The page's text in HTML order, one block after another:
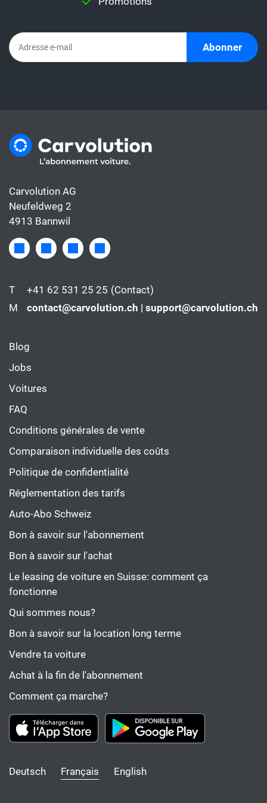
abonnement automobile. En effet,
l'abonnement comprend déjà tous les coûts
de la voiture, alors que le taux de leasing ne
Abonner
Carvolution AG
Neufeldweg 2
4913 Bannwil
T +41 62 531 25 25 (Contact)
M
contact@carvolution.ch | support@carvolution.ch
Blog
Jobs
Voitures
FAQ
Conditions générales de vente
Comparaison individuelle des coûts
Politique de confidentialité
Réglementation des tarifs
Auto-Abo Schweiz
Bon à savoir sur l'abonnement
Bon à savoir sur l'achat
Le leasing de voiture en Suisse: comment ça
fonctionne
Qui sommes nous?
Bon à savoir sur la location long terme
Vendre ta voiture
Achat à la fin de l'abonnement
Comment ça marche?
Deutsch Français English